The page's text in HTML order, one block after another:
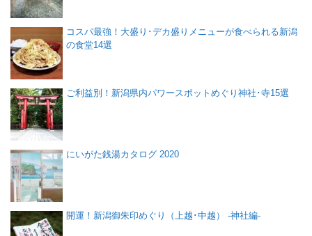
コスパ最強！大盛り･デカ盛りメニューが食べられる新潟
の食堂14選
ご利益別！新潟県内パワースポットめぐり神社･寺15選
にいがた銭湯カタログ 2020
開運！新潟御朱印めぐり（上越･中越） -神社編-